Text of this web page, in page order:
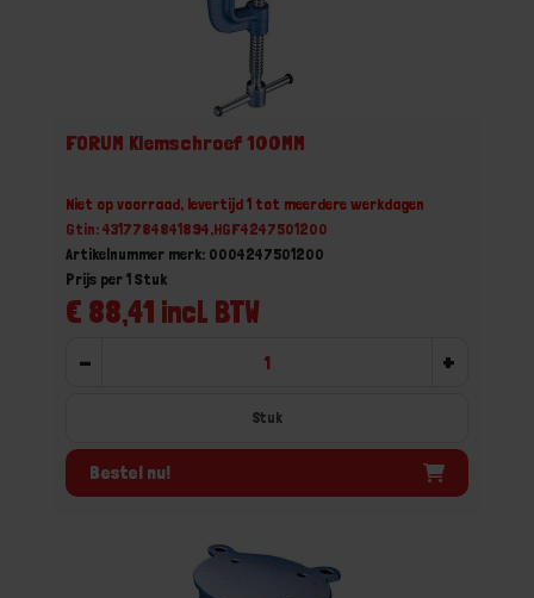
FORUM Klemschroef 100MM
Niet op voorraad, levertijd 1 tot meerdere werkdagen
Gtin: 4317784841894,HGF4247501200
Artikelnummer merk: 0004247501200
€ 88,41 incl. BTW
Prijs per 1 Stuk
- +
Stuk
Bestel nu!